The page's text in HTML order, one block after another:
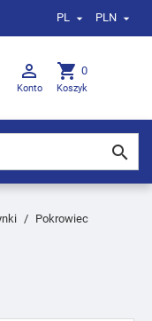
PL  PLN 

Konto
shopping_cart 0
Koszyk

Pokrowiec